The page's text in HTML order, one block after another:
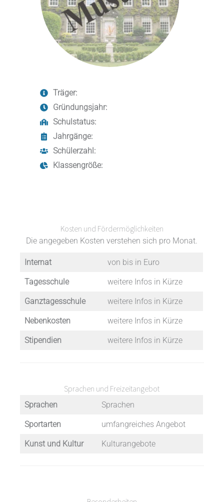
Träger:
Gründungsjahr:
Schulstatus:
Jahrgänge:
Schülerzahl:
Klassengröße:
Kosten und Fördermöglichkeiten
Die angegeben Kosten verstehen sich pro Monat.
Internat von bis in Euro
Tagesschule weitere Infos in Kürze
Ganztagesschule weitere Infos in Kürze
Nebenkosten weitere Infos in Kürze
Stipendien weitere Infos in Kürze
Sprachen und Freizeitangebot
Sprachen Sprachen
Sportarten umfangreiches Angebot
Kunst und Kultur Kulturangebote